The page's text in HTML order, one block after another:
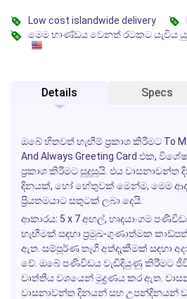
Low cost islandwide delivery
මෙම භාණ්ඩය වෙනත් රටකට යැවිය
Details Specs
ඔබේ හිතවත් හැඟීම් ප්‍රකාශ කිරීමට To
And Always Greeting Card එක, විශේෂ
ප්‍රකාශ කිරීමට සුදුසුයි. එය
දිනයක්, හෝ හේතුවක් මෙන්ම, මෙම
ප්‍රියතමයාට සතුටක් ලබා දෙයි.
ආකාරය: 5 x 7 අඟල්, හෘදයාංගම
හැඟීමක් සඳහා ප්‍රමුඛ-ගුණාත්මක
ඇත. සම්පූර්ණ තෑගි අත්දැකීමක් සඳහා
වේ. ඔබේ පණිවිඩය වැඩිදියුණු කිරීමට
වෘත්තීය වශයෙන් මුද්‍රණය කර ඇත.
වාසනාවන්ත දිනයන් සහ උපන්දිනයන්